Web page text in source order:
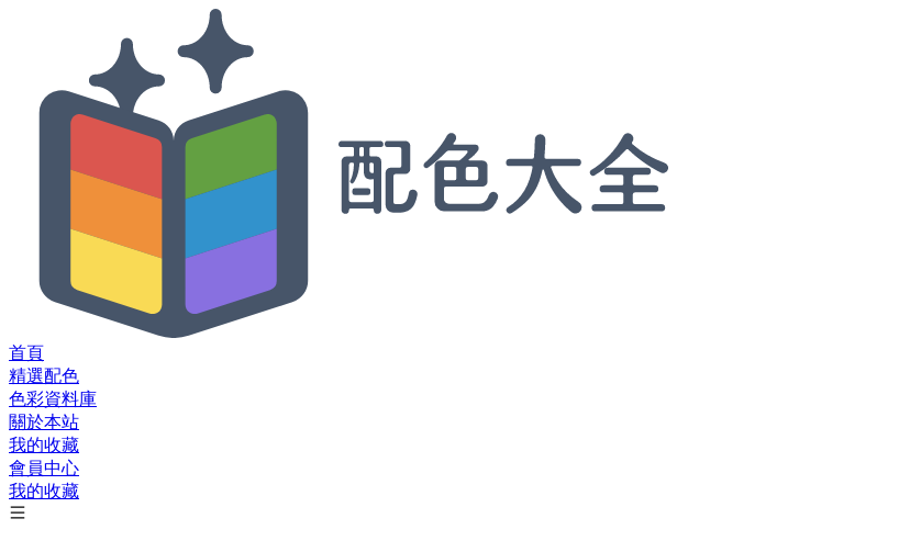
首頁
精選配色
色彩資料庫
關於本站
我的收藏
會員中心
我的收藏